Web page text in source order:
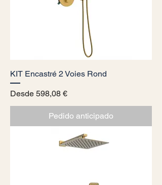
KIT Encastré 2 Voies Rond
Desde 598,08 €
Precio de oferta
Pedido anticipado